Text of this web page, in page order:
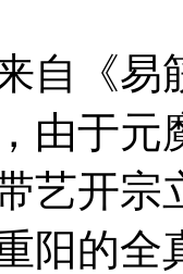
《易
由于元
艺开
阳的